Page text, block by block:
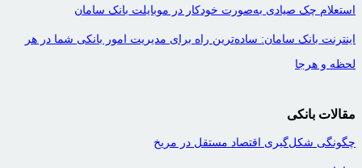
استعلام چک صیادی به‌صورت خودکار در موبایلت بانک سامان
اینترنت بانک سامان: ساده‌ترین راه برای مدیریت امور بانکی شما در هر
لحظه و هرجا
مقالات بانکی
چگونگی شکل‌گیری اقتصاد مستقل در مریخ